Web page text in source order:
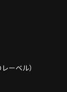
表示
ーベル）